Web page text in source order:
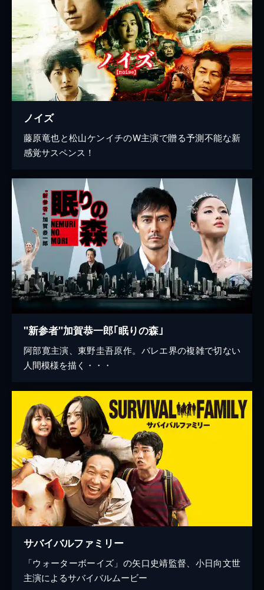
ノイズ
藤原竜也と松山ケンイチのW主演で贈る予測不能な新
感覚サスペンス！
"新参者"加賀恭一郎｢眠りの森｣
阿部寛主演、東野圭吾原作。バレエ界の複雑で切ない
人間模様を描く・・・
サバイバルファミリー
「ウォーターボーイズ」の矢口史靖監督、小日向文世
主演によるサバイバルムービー